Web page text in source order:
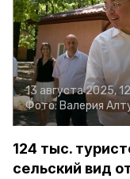
13 августа 2025,
Фото: Валерия
124 тыс.
сельский вид